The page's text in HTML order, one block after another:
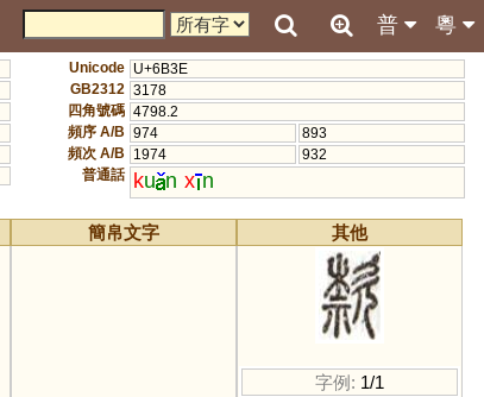
粵
普
Unicode U+6B3E
GB2312 3178
四角號碼 4798.2
頻序 A/B 974
893
頻次 A/B
1974
932
普通話 ku n x n
簡帛文字 其他
字例: 1/1